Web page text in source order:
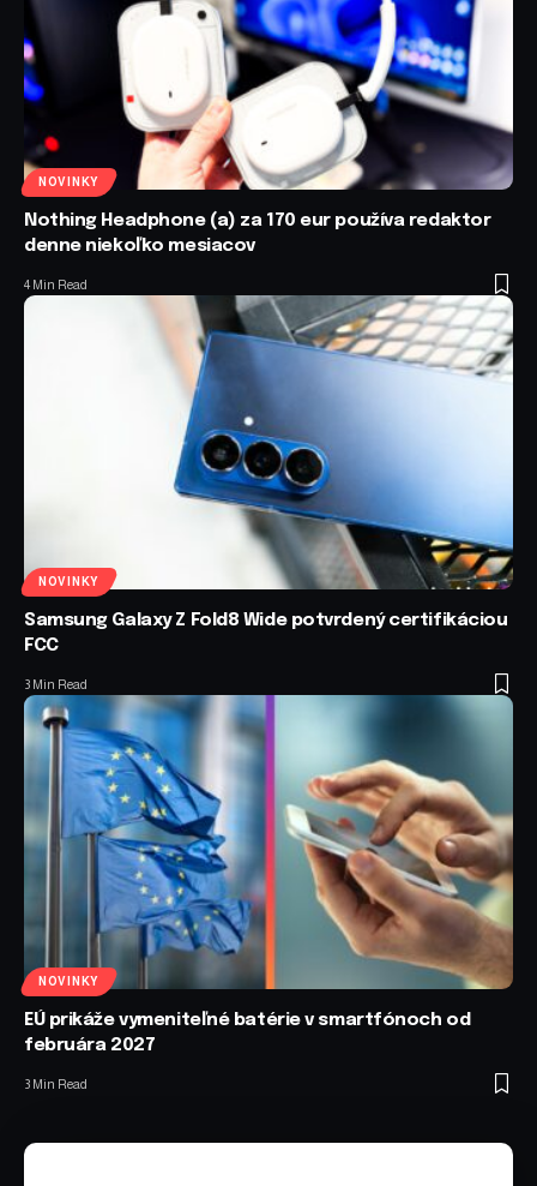
NOVINKY
Nothing Headphone (a) za 170 eur používa redaktor
denne niekoľko mesiacov
4 Min Read
NOVINKY
Samsung Galaxy Z Fold8 Wide potvrdený certifikáciou
FCC
3 Min Read
NOVINKY
EÚ prikáže vymeniteľné batérie v smartfónoch od
februára 2027
3 Min Read